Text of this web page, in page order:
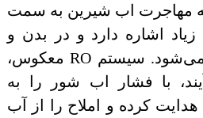
مهاجرت اب شیرین به سمت
زیاد اشاره دارد و در بدن و
طبیعت مشاهده می‌شود. سیستم RO معکوس،
با فشار اب شور را به
کرده و املاح را از آب